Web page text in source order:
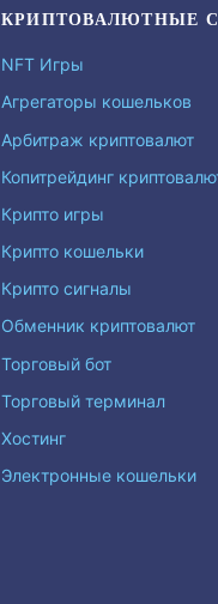
КРИПТОВАЛЮТНЫЕ
NFT Игры
Агрегаторы кошельков
Арбитраж криптовалют
Копитрейдинг
Крипто игры
Крипто кошельки
Крипто сигналы
Обменник криптовалют
Торговый бот
Торговый терминал
Хостинг
Электронные кошельки